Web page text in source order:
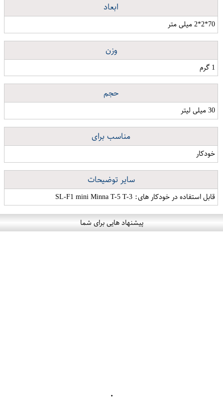
ابعاد
70*2*2 میلی متر
وزن
1 گرم
حجم
30 میلی لیتر
مناسب برای
خودکار
سایر توضیحات
قابل استفاده در خودکار های: SL-F1 mini Minna T-5 T-3
پیشنهاد هایی برای شما
۰